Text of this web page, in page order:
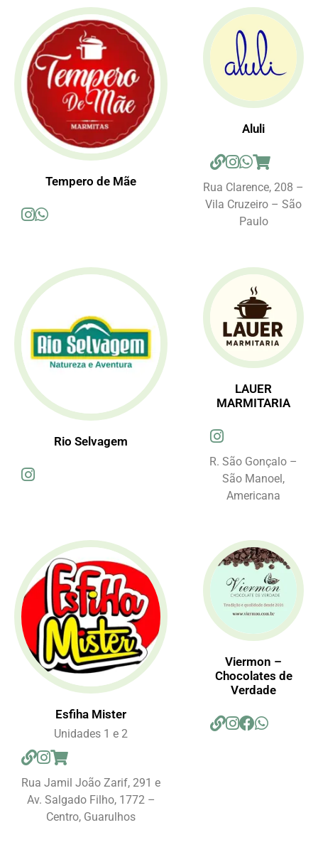
Tempero de Mãe
Aluli
Rua Clarence, 208 –
Vila Cruzeiro – São
Paulo
Rio Selvagem
LAUER
MARMITARIA
R. São Gonçalo –
São Manoel,
Americana
Esfiha Mister
Unidades 1 e 2
Rua Jamil João Zarif, 291 e
Av. Salgado Filho, 1772 –
Centro, Guarulhos
Viermon –
Chocolates de
Verdade